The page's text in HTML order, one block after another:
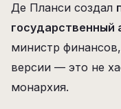
Де Планси создал
государственный
министр
версии — это не
монархия.